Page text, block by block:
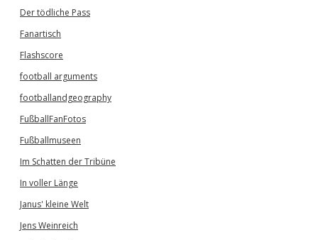
Der tödliche Pass
Fanartisch
Flashscore
football arguments
footballandgeography
FußballFanFotos
Fußballmuseen
Im Schatten der Tribüne
In voller Länge
Janus' kleine Welt
Jens Weinreich